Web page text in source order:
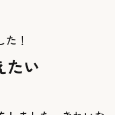
たい